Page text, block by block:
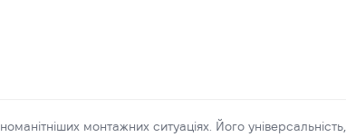
монтажних ситуаціях. Його універсальність,